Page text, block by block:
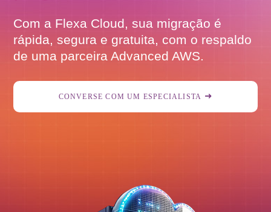
Com a Flexa Cloud, sua migração é
rápida, segura e gratuita, com o respaldo
de uma parceira Advanced AWS.
CONVERSE COM UM ESPECIALISTA